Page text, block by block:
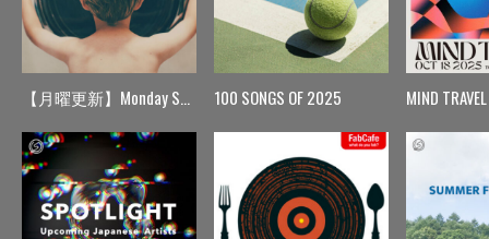
【月曜更新】Monday Spin 100 SONGS OF 2025 MIND TRAVEL